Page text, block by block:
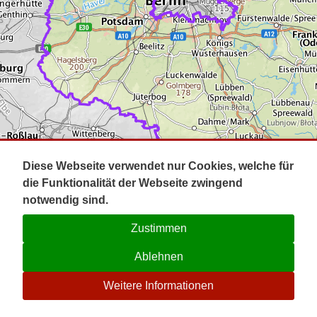
Impressum
Kontakt
☉
Diese Webseite verwendet nur Cookies, welche für
die Funktionalität der Webseite zwingend
notwendig sind.
Zustimmen
Ablehnen
Weitere Informationen